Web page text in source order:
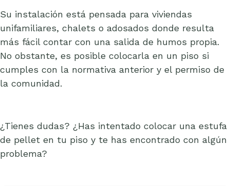
Su instalación está pensada para viviendas
unifamiliares, chalets o adosados donde resulta
más fácil contar con una salida de humos propia.
No obstante, es posible colocarla en un piso si
cumples con la normativa anterior y el permiso de
la comunidad.
¿Tienes dudas? ¿Has intentado colocar una estufa
de pellet en tu piso y te has encontrado con algún
problema?